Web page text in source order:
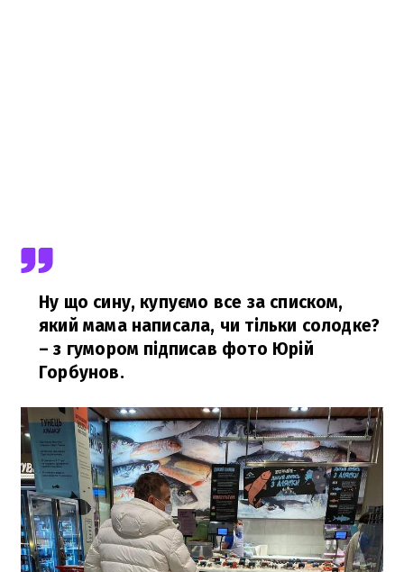
Ну що сину, купуємо все за списком,
який мама написала, чи тільки солодке?
– з гумором підписав фото Юрій
Горбунов.